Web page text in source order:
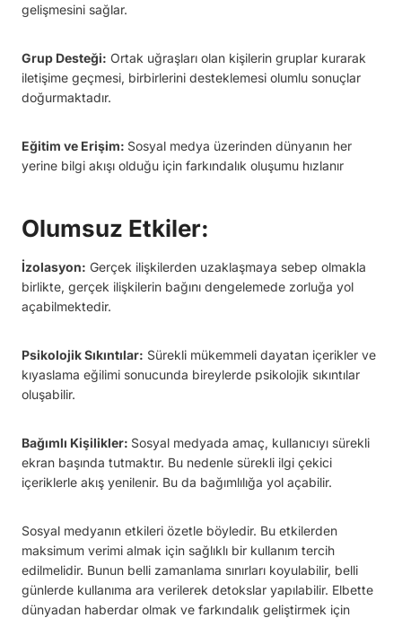
gelişmesini sağlar.
Grup Desteği: Ortak uğraşları olan kişilerin gruplar kurarak
iletişime geçmesi, birbirlerini desteklemesi olumlu sonuçlar
doğurmaktadır.
Eğitim ve Erişim: Sosyal medya üzerinden dünyanın her
yerine bilgi akışı olduğu için farkındalık oluşumu hızlanır
Olumsuz Etkiler:
İzolasyon: Gerçek ilişkilerden uzaklaşmaya sebep olmakla
birlikte, gerçek ilişkilerin bağını dengelemede zorluğa yol
açabilmektedir.
Psikolojik Sıkıntılar: Sürekli mükemmeli dayatan içerikler ve
kıyaslama eğilimi sonucunda bireylerde psikolojik sıkıntılar
oluşabilir.
Bağımlı Kişilikler: Sosyal medyada amaç, kullanıcıyı sürekli
ekran başında tutmaktır. Bu nedenle sürekli ilgi çekici
içeriklerle akış yenilenir. Bu da bağımlılığa yol açabilir.
Sosyal medyanın etkileri özetle böyledir. Bu etkilerden
maksimum verimi almak için sağlıklı bir kullanım tercih
edilmelidir. Bunun belli zamanlama sınırları koyulabilir, belli
günlerde kullanıma ara verilerek detokslar yapılabilir. Elbette
dünyadan haberdar olmak ve farkındalık geliştirmek için